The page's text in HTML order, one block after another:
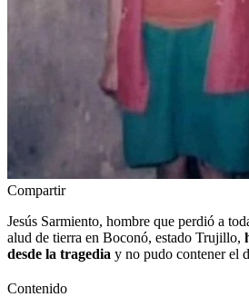
Compartir
Jesús Sarmiento, hombre que perdió a
alud de tierra en Boconó, estado Trujillo,
desde la tragedia y no pudo contener el
Contenido